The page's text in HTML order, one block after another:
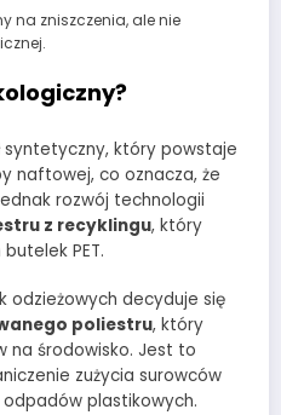
na zniszczenia, ale nie
syntetyczny, który powstaje
naftowej, co oznacza, że
rozwój technologii
z recyklingu, który
PET.
odzieżowych decyduje się
poliestru, który
na środowisko. Jest to
zużycia surowców
plastikowych.